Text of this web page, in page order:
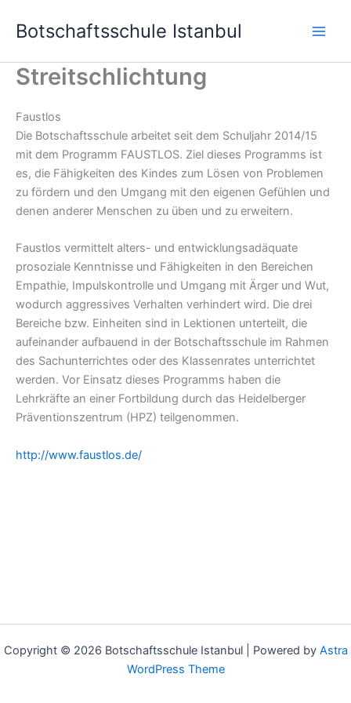
Botschaftsschule Istanbul
Streitschlichtung
Faustlos
Die Botschaftsschule arbeitet seit dem Schuljahr 2014/15
mit dem Programm FAUSTLOS. Ziel dieses Programms ist
es, die Fähigkeiten des Kindes zum Lösen von Problemen
zu fördern und den Umgang mit den eigenen Gefühlen und
denen anderer Menschen zu üben und zu erweitern.
Faustlos vermittelt alters- und entwicklungsadäquate
prosoziale Kenntnisse und Fähigkeiten in den Bereichen
Empathie, Impulskontrolle und Umgang mit Ärger und Wut,
wodurch aggressives Verhalten verhindert wird. Die drei
Bereiche bzw. Einheiten sind in Lektionen unterteilt, die
aufeinander aufbauend in der Botschaftsschule im Rahmen
des Sachunterrichtes oder des Klassenrates unterrichtet
werden. Vor Einsatz dieses Programms haben die
Lehrkräfte an einer Fortbildung durch das Heidelberger
Präventionszentrum (HPZ) teilgenommen.
http://www.faustlos.de/
Copyright © 2026 Botschaftsschule Istanbul | Powered by Astra
WordPress Theme